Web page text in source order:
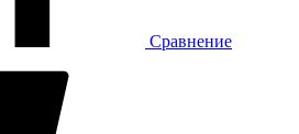
Сравнение